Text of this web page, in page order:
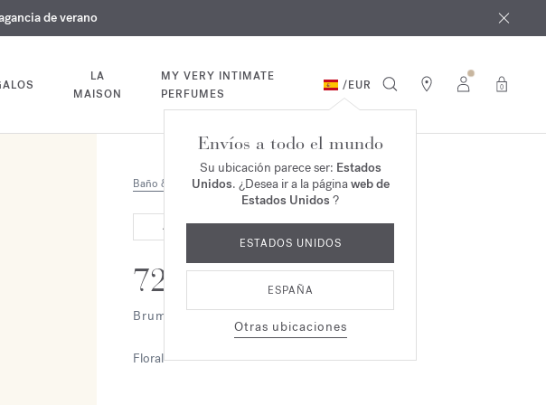
mooden su pedido*
corporales hasta el 9 de agosto
de verano
LA
MAISON
MY VERY INTIMATE
PERFUMES
/EUR 0
Envíos a todo el mundo
Su ubicación parece ser: Estados
Unidos. ¿Desea ir a la páginaweb de
Estados Unidos ?
ESTADOS UNIDOS
ESPAÑA
Otras ubicaciones
Baño & Cuerpo
AGOTADO
724
Bruma perfumante para el cabello
Floral